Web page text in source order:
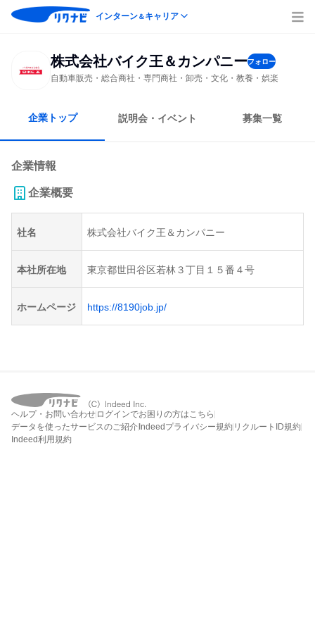
インターン＆キャリア
株式会社バイク王＆カンパニーフォロー
自動車販売・総合商社・専門商社・卸売・文化・教養・娯楽
企業トップ 説明会・イベント 募集一覧
企業情報
企業概要
社名 株式会社バイク王＆カンパニー
本社所在地 東京都世田谷区若林３丁目１５番４号
ホームページ https://8190job.jp/
ヘルプ・お問い合わせ ログインでお困りの方はこちら
データを使ったサービスのご紹介 Indeedプライバシー規約 リクルートID規約
Indeed利用規約